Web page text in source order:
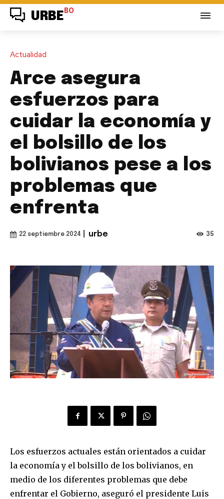
URBE BO
Actualidad
Arce asegura
esfuerzos para
cuidar la economía y
el bolsillo de los
bolivianos pese a los
problemas que
enfrenta
22 septiembre 2024 urbe 35
Los esfuerzos actuales están orientados a cuidar
la economía y el bolsillo de los bolivianos, en
medio de los diferentes problemas que debe
enfrentar el Gobierno, aseguró el presidente Luis